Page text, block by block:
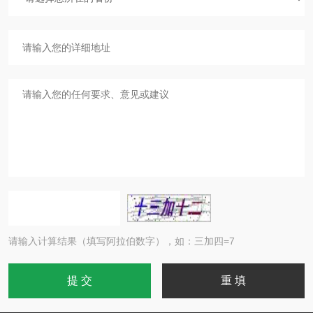
请输入计算结果（填写阿拉伯数字），如：三加四=7